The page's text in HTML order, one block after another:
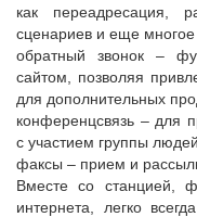
как переадресация,
сценариев и еще многое
обратный звонок –
сайтом, позволяя
для дополнительных
конференцсвязь – для
с участием группы
факсы – прием и
Вместе со станцией,
интернета, легко